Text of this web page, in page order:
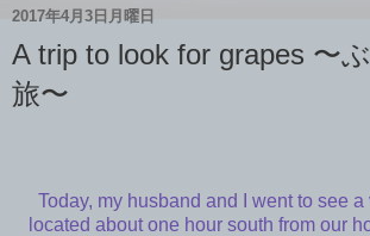
2017年4月3日月曜日
A trip to look for grapes 〜
旅〜
Today, my husband and I went to see
located about one hour south from our